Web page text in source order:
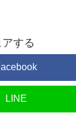
アする
LINE